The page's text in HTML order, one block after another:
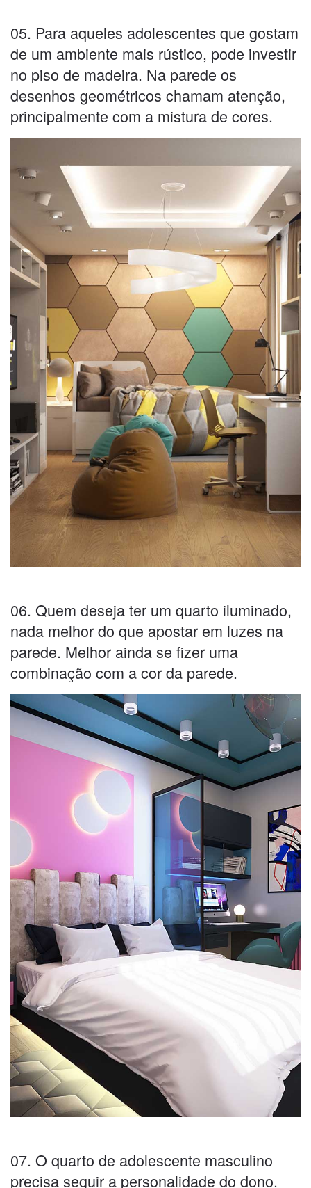
05. Para aqueles adolescentes que gostam
de um ambiente mais rústico, pode investir
no piso de madeira. Na parede os
desenhos geométricos chamam atenção,
principalmente com a mistura de cores.
06. Quem deseja ter um quarto iluminado,
nada melhor do que apostar em luzes na
parede. Melhor ainda se fizer uma
combinação com a cor da parede.
07. O quarto de adolescente masculino
precisa seguir a personalidade do dono.